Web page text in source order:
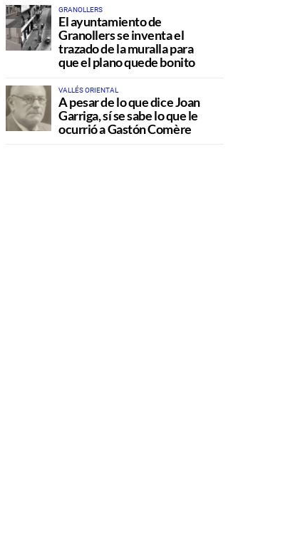
GRANOLLERS
El ayuntamiento de
Granollers se inventa el
trazado de la muralla para
que el plano quede bonito
VALLÉS ORIENTAL
A pesar de lo que dice Joan
Garriga, sí se sabe lo que le
ocurrió a Gastón Comère